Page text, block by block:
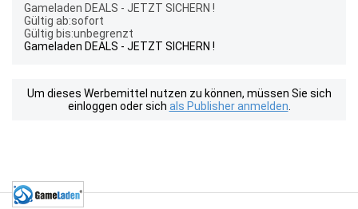
Gameladen DEALS - JETZT SICHERN !
Gültig ab:sofort
Gültig bis:unbegrenzt
Gameladen DEALS - JETZT SICHERN !
Um dieses Werbemittel nutzen zu können, müssen Sie sich
einloggen oder sich als Publisher anmelden